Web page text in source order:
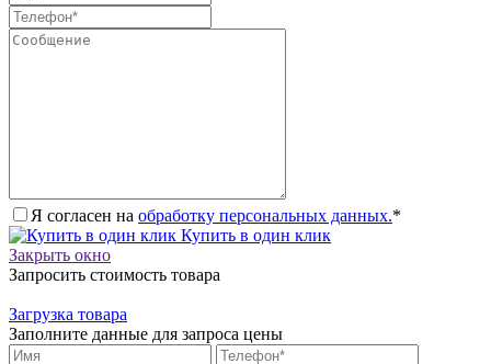
Я согласен на обработку персональных данных.*
Купить в один клик
Закрыть окно
Запросить стоимость товара
Загрузка товара
Заполните данные для запроса цены